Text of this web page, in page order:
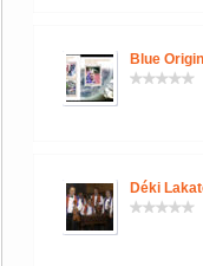
Blue Origin
Déki